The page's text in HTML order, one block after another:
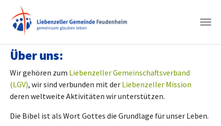
Über uns:
Wir gehören zum Liebenzeller Gemeinschaftsverband
(LGV), wir sind verbunden mit der Liebenzeller Mission
deren weltweite Aktivitäten wir unterstützen.
Die Bibel ist als Wort Gottes die Grundlage für unser Leben.